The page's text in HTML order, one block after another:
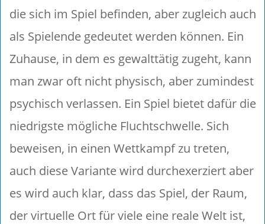
die sich im Spiel befinden, aber zugleich auch
als Spielende gedeutet werden können. Ein
Zuhause, in dem es gewalttätig zugeht, kann
man zwar oft nicht physisch, aber zumindest
psychisch verlassen. Ein Spiel bietet dafür die
niedrigste mögliche Fluchtschwelle. Sich
beweisen, in einen Wettkampf zu treten,
auch diese Variante wird durchexerziert aber
es wird auch klar, dass das Spiel, der Raum,
der virtuelle Ort für viele eine reale Welt ist,